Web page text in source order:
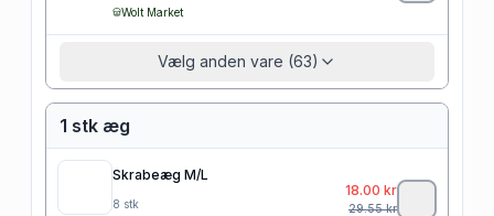
Wolt Market
Vælg anden vare (63)
1 stk æg
Skrabeæg M/L
8 stk
18.00 kr
29.55kr